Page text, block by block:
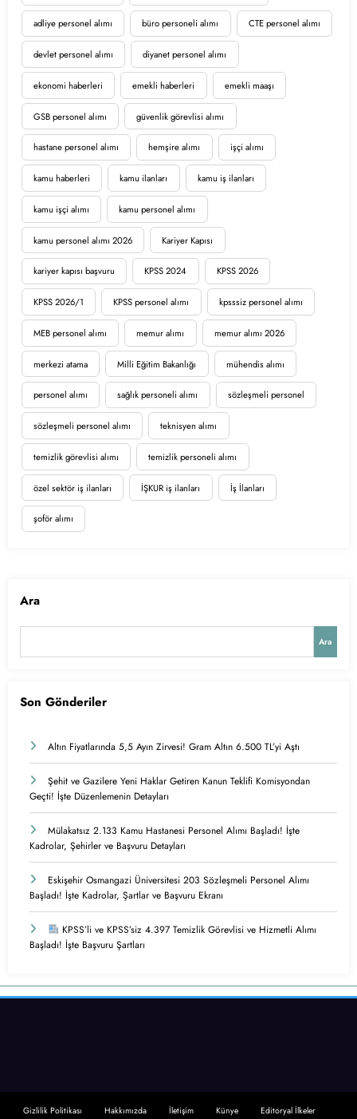
adliye personel alımı büro personeli alımı CTE personel alımı
devlet personel alımı diyanet personel alımı
ekonomi haberleri emekli haberleri emekli maaşı
GSB personel alımı güvenlik görevlisi alımı
hastane personel alımı hemşire alımı işçi alımı
kamu haberleri kamu ilanları kamu iş ilanları
kamu işçi alımı kamu personel alımı
kamu personel alımı 2026 Kariyer Kapısı
kariyer kapısı başvuru KPSS 2024 KPSS 2026
KPSS 2026/1 KPSS personel alımı kpsssiz personel alımı
MEB personel alımı memur alımı memur alımı 2026
merkezi atama Milli Eğitim Bakanlığı mühendis alımı
personel alımı sağlık personeli alımı sözleşmeli personel
sözleşmeli personel alımı teknisyen alımı
temizlik görevlisi alımı temizlik personeli alımı
özel sektör iş ilanları İŞKUR iş ilanları İş İlanları
şoför alımı
Ara
Ara
Son Gönderiler
Altın Fiyatlarında 5,5 Ayın Zirvesi! Gram Altın 6.500 TL’yi Aştı
Şehit ve Gazilere Yeni Haklar Getiren Kanun Teklifi Komisyondan
Geçti! İşte Düzenlemenin Detayları
Mülakatsız 2.133 Kamu Hastanesi Personel Alımı Başladı! İşte
Kadrolar, Şehirler ve Başvuru Detayları
Eskişehir Osmangazi Üniversitesi 203 Sözleşmeli Personel Alımı
Başladı! İşte Kadrolar, Şartlar ve Başvuru Ekranı
KPSS’li ve KPSS’siz 4.397 Temizlik Görevlisi ve Hizmetli Alımı
Başladı! İşte Başvuru Şartları
Gizlilik Politikası Hakkımızda İletişim Künye Editoryal İlkeler